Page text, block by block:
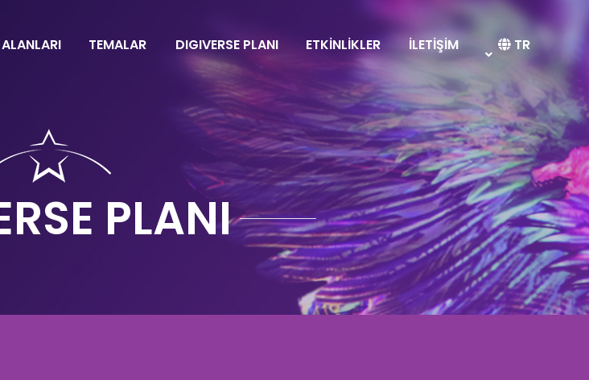
TEMALAR DIGIVERSE PLANI ETKİNLİKLER İLETİŞİM TR
PLANI